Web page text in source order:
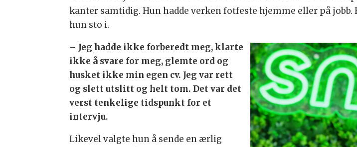
kanter samtidig. Hun hadde verken fotfeste hjemme eller på
hun sto i.
– Jeg hadde ikke forberedt meg, klarte
ikke å svare for meg, glemte ord og
husket ikke min egen cv. Jeg var rett
og slett utslitt og helt tom. Det var det
verst tenkelige tidspunkt for et
intervju.
Likevel valgte hun å sende en ærlig